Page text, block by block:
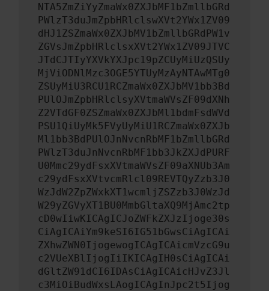
NTA5ZmZiYyZmaWx0ZXJbMF1bZmllbGRd
PWlzT3duJmZpbHRlclswXVt2YWx1ZV09
dHJ1ZSZmaWx0ZXJbMV1bZmllbGRdPW1v
ZGVsJmZpbHRlclsxXVt2YWx1ZV09JTVC
JTdCJTIyYXVkYXJpc19pZCUyMiUzQSUy
MjViODNlMzc3OGE5YTUyMzAyNTAwMTg0
ZSUyMiU3RCU1RCZmaWx0ZXJbMV1bb3Bd
PUlOJmZpbHRlclsyXVtmaWVsZF09dXNh
Z2VTdGF0ZSZmaWx0ZXJbMl1bdmFsdWVd
PSU1QiUyMk5FVyUyMiU1RCZmaWx0ZXJb
Ml1bb3BdPUlOJnNvcnRbMF1bZmllbGRd
PWlzT3duJnNvcnRbMF1bb3JkZXJdPURF
U0Mmc29ydFsxXVtmaWVsZF09aXNUb3Am
c29ydFsxXVtvcmRlcl09REVTQyZzb3J0
WzJdW2ZpZWxkXT1wcmljZSZzb3J0WzJd
W29yZGVyXT1BU0MmbGltaXQ9MjAmc2tp
cD0wIiwKICAgICJoZWFkZXJzIjoge30s
CiAgICAiYm9keSI6IG51bGwsCiAgICAi
ZXhwZWN0IjogewogICAgICAicmVzcG9u
c2VUeXBlIjogIiIKICAgIH0sCiAgICAi
dGltZW91dCI6IDAsCiAgICAicHJvZ3Jl
c3MiOiBudWxsLAogICAgInJpc2t5Ijog